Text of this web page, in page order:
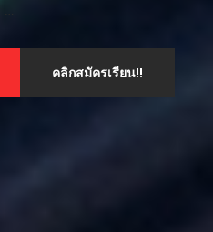
คลิกสมัครเรียน!!